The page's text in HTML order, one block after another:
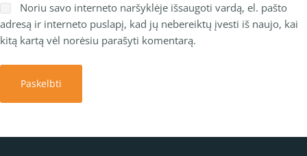
Noriu savo interneto naršyklėje išsaugoti vardą, el. pašto
adresą ir interneto puslapį, kad jų nebereiktų įvesti iš naujo, kai
kitą kartą vėl norėsiu parašyti komentarą.
Paskelbti